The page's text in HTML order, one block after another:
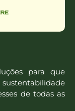
para que
de todas as